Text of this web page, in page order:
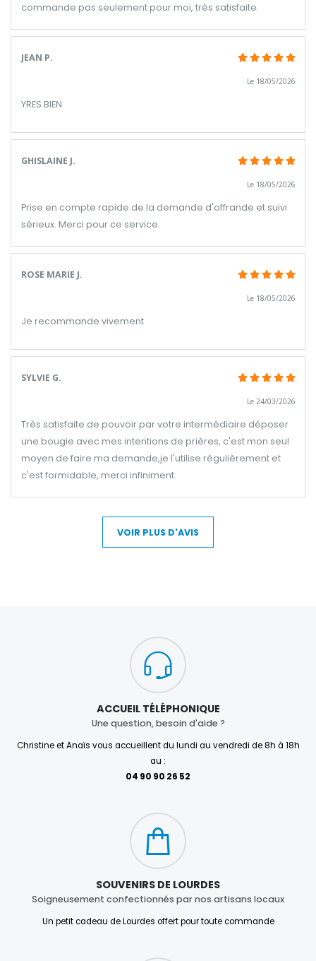
commande pas seulement pour moi, très satisfaite.
JEAN P.
Le 18/05/2026
YRES BIEN
GHISLAINE J.
Le 18/05/2026
Prise en compte rapide de la demande d'offrande et suivi
sérieux. Merci pour ce service.
ROSE MARIE J.
Le 18/05/2026
Je recommande vivement
SYLVIE G.
Le 24/03/2026
Très satisfaite de pouvoir par votre intermédiaire déposer
une bougie avec mes intentions de prières, c'est mon seul
moyen de faire ma demande,je l'utilise régulièrement et
c'est formidable, merci infiniment.
VOIR PLUS D'AVIS
ACCUEIL TÉLÉPHONIQUE
Une question, besoin d'aide ?
Christine et Anaïs vous accueillent du lundi au vendredi de 8h à 18h
au :
04 90 90 26 52
SOUVENIRS DE LOURDES
Soigneusement confectionnés par nos artisans locaux
Un petit cadeau de Lourdes offert pour toute commande